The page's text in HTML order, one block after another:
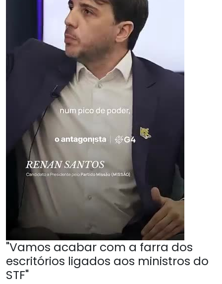
"Vamos acabar com a farra dos
escritórios ligados aos ministros do
STF"